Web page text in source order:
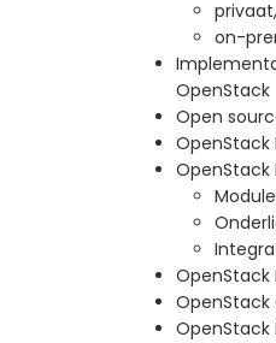
on-
OpenStack
Open
OpenStack
OpenStack
OpenStack